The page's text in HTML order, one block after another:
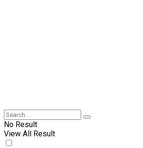
No Result
View All Result